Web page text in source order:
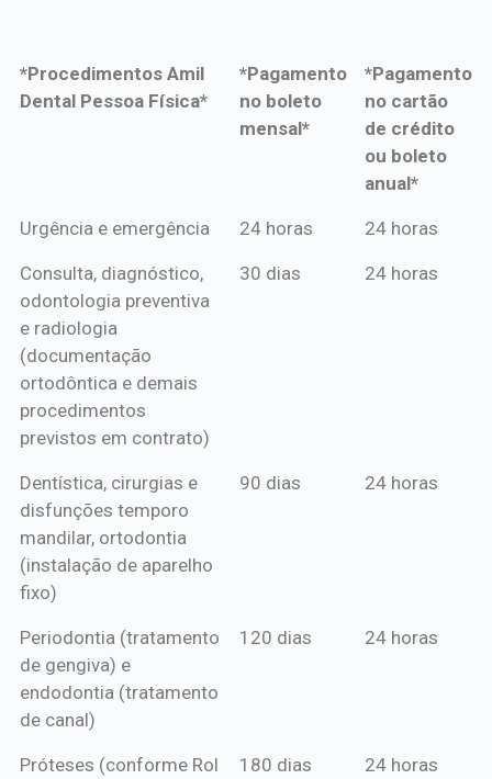
*Procedimentos Amil
Dental Pessoa Física*
*Pagamento
no boleto
mensal*
*Pagamento
no cartão
de crédito
ou boleto
anual*
*Procedimentos Amil
*Pagamento
mensal*
*Pagamento
de crédito
Urgência e emergência 24 horas 24 horas
Consulta, diagnóstico,
odontologia preventiva
e radiologia
(documentação
ortodôntica e demais
procedimentos
previstos em contrato)
30 dias 24 horas
Dentística, cirurgias e
disfunções temporo
mandilar, ortodontia
(instalação de aparelho
fixo)
90 dias 24 horas
Periodontia (tratamento
de gengiva) e
endodontia (tratamento
de canal)
120 dias 24 horas
Próteses (conforme Rol
180 dias 24 horas